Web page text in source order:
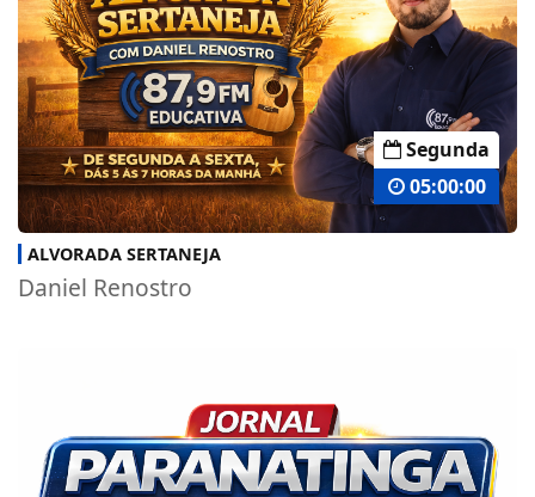
Segunda
05:00:00
ALVORADA SERTANEJA
Daniel Renostro